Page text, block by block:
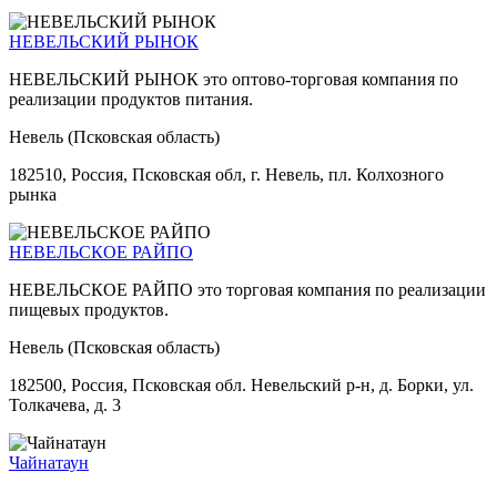
НЕВЕЛЬСКИЙ РЫНОК
НЕВЕЛЬСКИЙ РЫНОК это оптово-торговая компания по
реализации продуктов питания.
Невель (Псковская область)
182510, Россия, Псковская обл, г. Невель, пл. Колхозного
рынка
НЕВЕЛЬСКОЕ РАЙПО
НЕВЕЛЬСКОЕ РАЙПО это торговая компания по реализации
пищевых продуктов.
Невель (Псковская область)
182500, Россия, Псковская обл. Невельский р-н, д. Борки, ул.
Толкачева, д. 3
Чайнатаун